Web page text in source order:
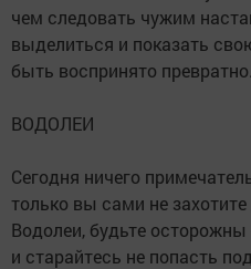
чем следовать чужим
выделиться и показать
быть воспринято превратно.
ВОДОЛЕИ
Сегодня ничего
только вы сами не
Водолеи, будьте
и старайтесь не попасть